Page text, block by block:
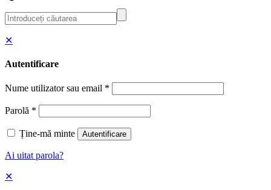
✕
Autentificare
Nume utilizator sau email *
Parolă *
Ține-mă minte Autentificare
Ai uitat parola?
✕